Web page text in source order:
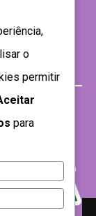
o
permitir
para